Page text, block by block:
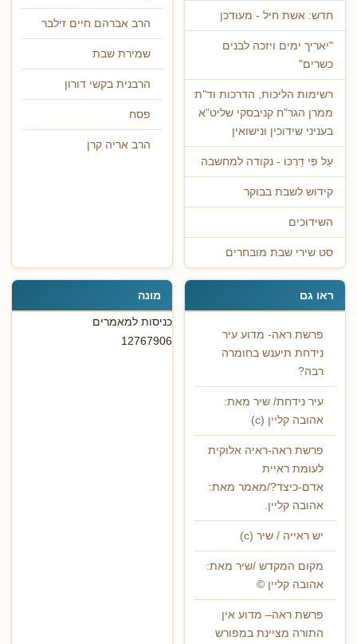
חדש: אשת חיל - מעודכן
"יאריך ימים ויזכה לבנים
כשרים"
רשימות הליכות, הדרכות וד"ת
ממרן הגר"ח קניבסקי שליט"א
בעניני שידוכין ונישואין
עַל פִּי דַרְכּוֹ - נקודה למחשבה
קידוש לשבת בבוקר
השידוכים
סט שירי שבת מובחרים
הרב אברהם חיים זילבר
שמירת שבת
הרבנית בקשי דורון
פסח
הרב אריה קרן
ראו גם
פרשת ראה- מדוע עיר
נידחת תיענש בחומרה
רבה?
עיר נידחת/ שיר מאת:
אהובה קליין (c)
פרשת ראה-ראיה אלוקית
לעומת ראיית
אדם-כיצד?/מאמר מאת:
אהובה קליין.
יש ראייה / שיר (c)
מקום המקדש /שיר מאת:
אהובה קליין ©
פרשת ראה– מדוע אין
התורה מציינת במפורש
מונה
כניסות למאמרים
12767906